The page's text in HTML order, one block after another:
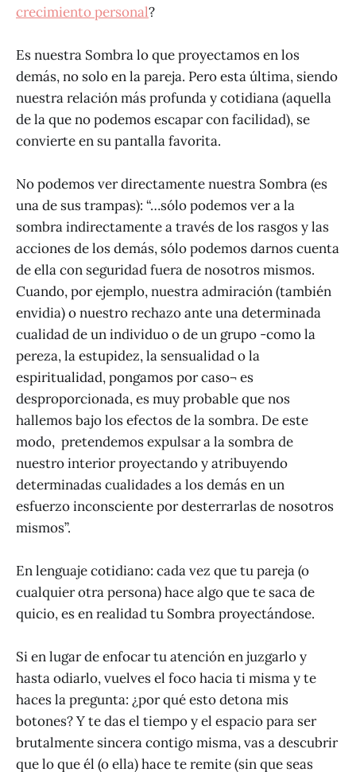
crecimiento personal?
Es nuestra Sombra lo que proyectamos en los
demás, no solo en la pareja. Pero esta última, siendo
nuestra relación más profunda y cotidiana (aquella
de la que no podemos escapar con facilidad), se
convierte en su pantalla favorita.
No podemos ver directamente nuestra Sombra (es
una de sus trampas): “…sólo podemos ver a la
sombra indirectamente a través de los rasgos y las
acciones de los demás, sólo podemos darnos cuenta
de ella con seguridad fuera de nosotros mismos.
Cuando, por ejemplo, nuestra admiración (también
envidia) o nuestro rechazo ante una determinada
cualidad de un individuo o de un grupo -como la
pereza, la estupidez, la sensualidad o la
espiritualidad, pongamos por caso¬ es
desproporcionada, es muy probable que nos
hallemos bajo los efectos de la sombra. De este
modo, pretendemos expulsar a la sombra de
nuestro interior proyectando y atribuyendo
determinadas cualidades a los demás en un
esfuerzo inconsciente por desterrarlas de nosotros
mismos”.
En lenguaje cotidiano: cada vez que tu pareja (o
cualquier otra persona) hace algo que te saca de
quicio, es en realidad tu Sombra proyectándose.
Si en lugar de enfocar tu atención en juzgarlo y
hasta odiarlo, vuelves el foco hacia ti misma y te
haces la pregunta: ¿por qué esto detona mis
botones? Y te das el tiempo y el espacio para ser
brutalmente sincera contigo misma, vas a descubrir
que lo que él (o ella) hace te remite (sin que seas